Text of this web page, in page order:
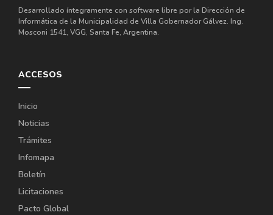
Desarrollado íntegramente con software libre por la Dirección de
Informática de la Municipalidad de Villa Gobernador Gálvez. Ing.
Mosconi 1541, VGG, Santa Fe, Argentina.
ACCESOS
Inicio
Noticias
Trámites
Infomapa
Boletín
Licitaciones
Pacto Global